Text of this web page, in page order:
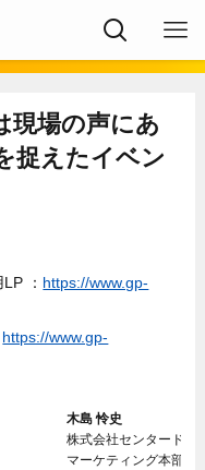
現場の声にあ
捉えたイベン
： https://www.gp-
https://www.gp-
木島 怜史
株式会社センタード
マーケティング本部 本